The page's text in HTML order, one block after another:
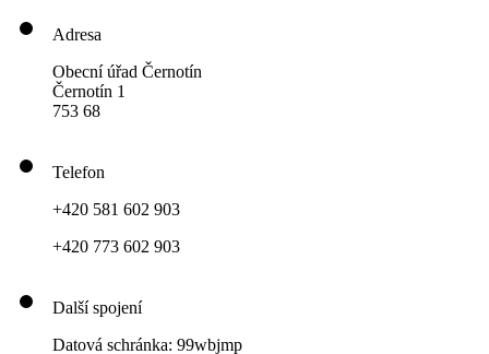
Adresa
Obecní úřad Černotín
Černotín 1
753 68
Telefon
+420 581 602 903
+420 773 602 903
Další spojení
Datová schránka: 99wbjmp